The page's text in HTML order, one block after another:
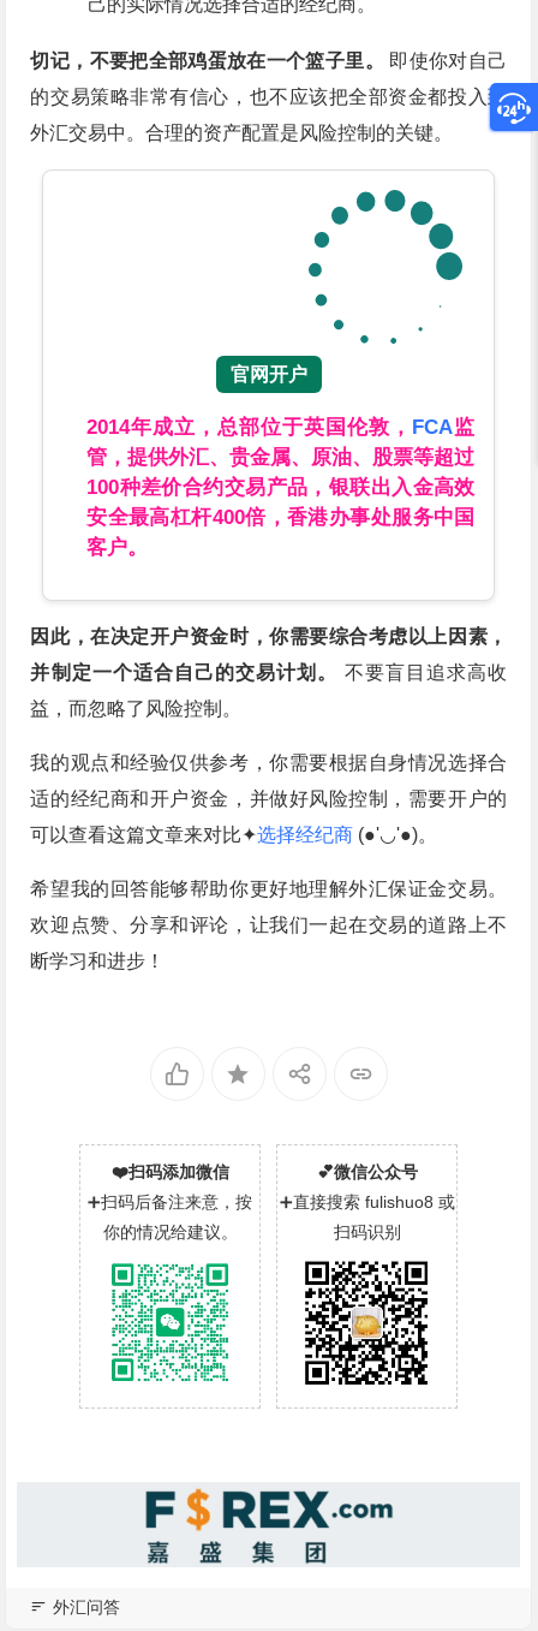
己的实际情况选择合适的经纪商。
切记，不要把全部鸡蛋放在一个篮子里。
即使你对自己
的交易策略非常有信心，也不应该把全部资金都投入到
外汇交易中。合理的资产配置是风险控制的关键。
官网开户
2014年成立，总部位于英国伦敦， FCA监
管，提供外汇、贵金属、原油、股票等超过
100种差价合约交易产品，银联出入金高效
安全最高杠杆400倍，香港办事处服务中国
客户。
因此，在决定开户资金时，你需要综合考虑以上因素，
并制定一个适合自己的交易计划。
不要盲目追求高收
益，而忽略了风险控制。
我的观点和经验仅供参考，你需要根据自身情况选择合
适的经纪商和开户资金，并做好风险控制，需要开户的
可以查看这篇文章来对比✦选择经纪商 (●'◡'●)。
希望我的回答能够帮助你更好地理解外汇保证金交易。
欢迎点赞、分享和评论，让我们一起在交易的道路上不
断学习和进步！
❤️扫码添加微信
➕扫码后备注来意，按
你的情况给建议。
💕微信公众号
➕直接搜索 fulishuo8 或
扫码识别
外汇问答